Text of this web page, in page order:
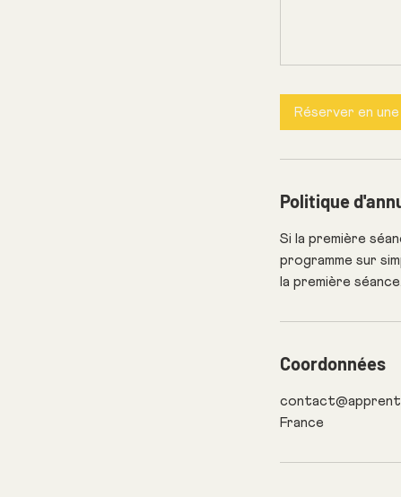
Réserver en
Politique
Si la première
programme sur
la première séance.
Coordonnées
France